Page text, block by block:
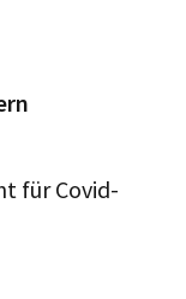
für Covid-